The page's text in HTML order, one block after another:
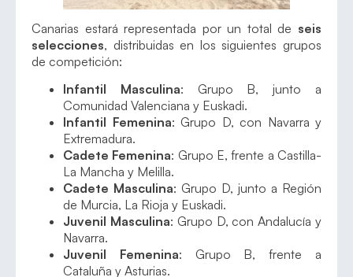
Canarias estará representada por un total de seis
selecciones, distribuidas en los siguientes grupos
de competición:
Infantil Masculina: Grupo B, junto a
Comunidad Valenciana y Euskadi.
Infantil Femenina: Grupo D, con Navarra y
Extremadura.
Cadete Femenina: Grupo E, frente a Castilla-
La Mancha y Melilla.
Cadete Masculina: Grupo D, junto a Región
de Murcia, La Rioja y Euskadi.
Juvenil Masculina: Grupo D, con Andalucía y
Navarra.
Juvenil Femenina: Grupo B, frente a
Cataluña y Asturias.